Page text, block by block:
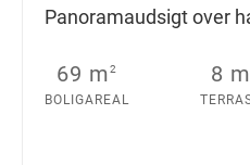
Panoramaudsigt over
69 m2
BOLIGAREAL
8 m